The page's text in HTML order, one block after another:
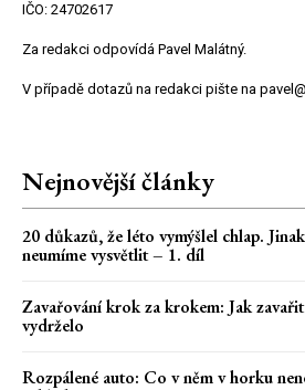
IČO: 24702617
Za redakci odpovídá Pavel Malátný.
V případě dotazů na redakci pište na
Nejnovější články
20 důkazů, že léto vymýšlel chlap.
neumíme vysvětlit – 1. díl
Zavařování krok za krokem: Jak
vydrželo
Rozpálené auto: Co v něm v horku